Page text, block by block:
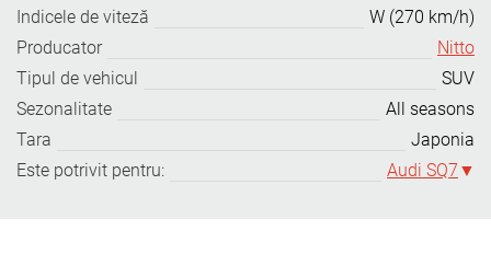
Indicele de viteză
W (270 km/h)
Producator
Nitto
Tipul de vehicul
SUV
Sezonalitate
All seasons
Tara
Japonia
Este potrivit pentru:
Audi SQ7